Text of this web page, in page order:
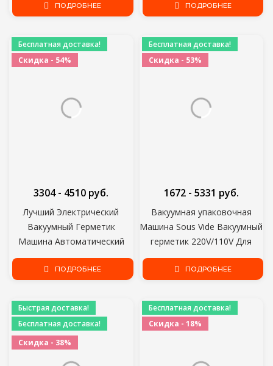
Упаковки Пищевых
Герметик Упаковщик
ПОДРОБНЕЕ
Упаковщик Держать Пищу
БЕСПЛАТНЫЙ ПОДАРОК 10
шт. Сумки Для хранения
ПОДРОБНЕЕ
Бесплатная доставка!
Скидка - 54%
Лучший Электрический
Вакуумный Герметик
Машина Автоматический
Пищевой Вакуум С 10 шт.
3304 - 4510 руб.
ПОДРОБНЕЕ
Бесплатная доставка!
Скидка - 53%
Вакуумная упаковочная
Машина Sous Vide Вакуумный
герметик 220V/110V Для
хранения Пищевых
Продуктов Новый Упаковщик
Вакуумные Мешки для
вакуумной упаковки
1672 - 5331 руб.
ПОДРОБНЕЕ
Быстрая доставка!
Бесплатная доставка!
Скидка - 38%
Бесплатная доставка!
Скидка - 18%